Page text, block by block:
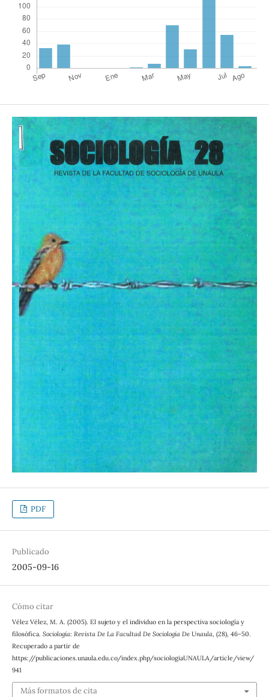
PDF
Publicado
2005-09-16
Cómo citar
Vélez Vélez, M. A. (2005). El sujeto y el individuo en la perspectiva sociología y
filosófica. Sociología: Revista De La Facultad De Sociología De Unaula, (28), 46–50.
Recuperado a partir de
https://publicaciones.unaula.edu.co/index.php/sociologiaUNAULA/article/view/
941
Más formatos de cita